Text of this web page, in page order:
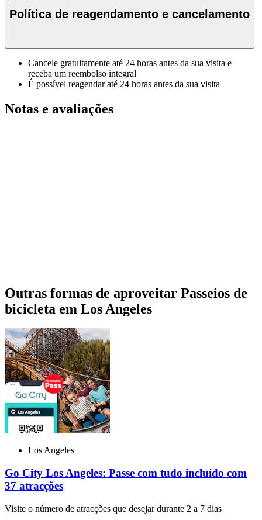
Política de reagendamento e cancelamento
Cancele gratuitamente até 24 horas antes da sua visita e
receba um reembolso integral
É possível reagendar até 24 horas antes da sua visita
Notas e avaliações
Outras formas de aproveitar Passeios de
bicicleta em Los Angeles
Los Angeles
Go City Los Angeles: Passe com tudo incluído com
37 atracções
Visite o número de atracções que desejar durante 2 a 7 dias